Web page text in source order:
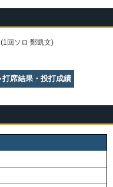
回ソロ 鄭凱文)
打席結果・投打成績